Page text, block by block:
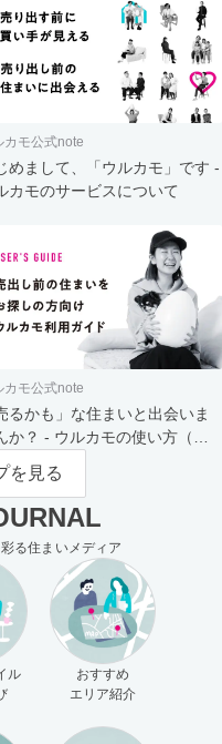
カモ公式note
めまして、「ウルカモ」です -
カモのサービスについて
カモ公式note
るかも」な住まいと出会いま
か？ - ウルカモの使い方（買
ま向け）
を見る
る住まいメディア
ル
おすすめ
エリア紹介